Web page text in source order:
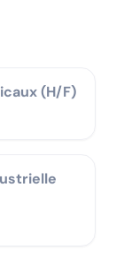
(H/F)